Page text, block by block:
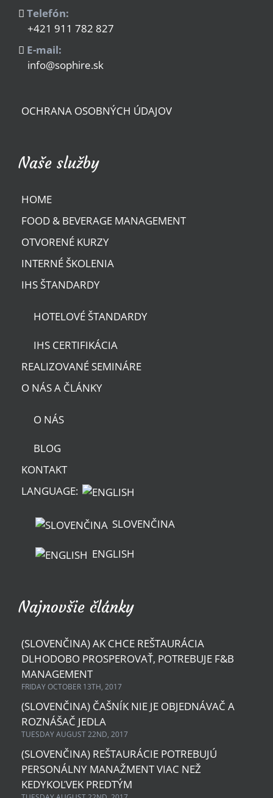
Telefón:
+421 911 782 827
E-mail:
info@sophire.sk
OCHRANA OSOBNÝCH ÚDAJOV
Naše služby
HOME
FOOD & BEVERAGE MANAGEMENT
OTVORENÉ KURZY
INTERNÉ ŠKOLENIA
IHS ŠTANDARDY
HOTELOVÉ ŠTANDARDY
IHS CERTIFIKÁCIA
REALIZOVANÉ SEMINÁRE
O NÁS A ČLÁNKY
O NÁS
BLOG
KONTAKT
LANGUAGE:
SLOVENČINA
ENGLISH
Najnovšie články
(SLOVENČINA) AK CHCE REŠTAURÁCIA
DLHODOBO PROSPEROVAŤ, POTREBUJE F&B
MANAGEMENT
FRIDAY OCTOBER 13TH, 2017
(SLOVENČINA) ČAŠNÍK NIE JE OBJEDNÁVAČ A
ROZNÁŠAČ JEDLA
TUESDAY AUGUST 22ND, 2017
(SLOVENČINA) REŠTAURÁCIE POTREBUJÚ
PERSONÁLNY MANAŽMENT VIAC NEŽ
KEDYKOĽVEK PREDTÝM